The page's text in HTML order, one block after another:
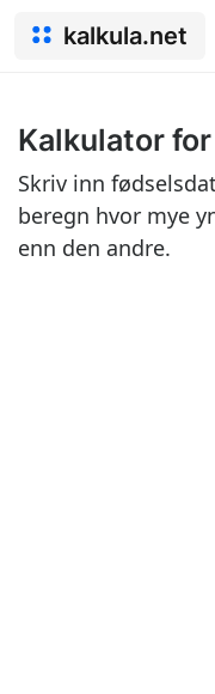
kalkula.net
Kalkulator
Skriv inn
beregn hvor mye
enn den andre.